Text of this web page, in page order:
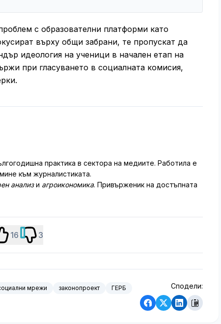
с образователни платформи като
върху общи забрани, те пропускат да
идеология на ученици в начален етап на
при гласуването в социалната комисия,
практика в сектора на медиите. Работила е
към журналистиката.
анализи агроикономика. Привърженик на достъпната
16 3
мрежи законопроект ГЕРБ Сподели: